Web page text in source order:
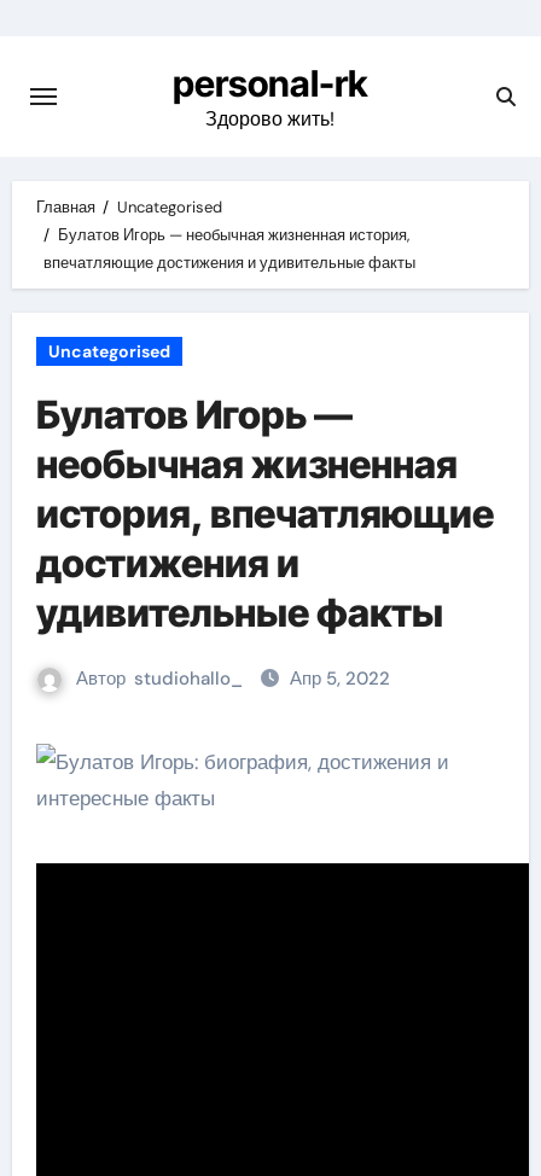
содержимому
personal-rk
Здорово жить!
Главная
Uncategorised
Булатов Игорь — необычная жизненная история,
впечатляющие достижения и удивительные факты
Uncategorised
Булатов Игорь —
необычная жизненная
история, впечатляющие
достижения и
удивительные факты
Автор studiohallo_ Апр 5, 2022